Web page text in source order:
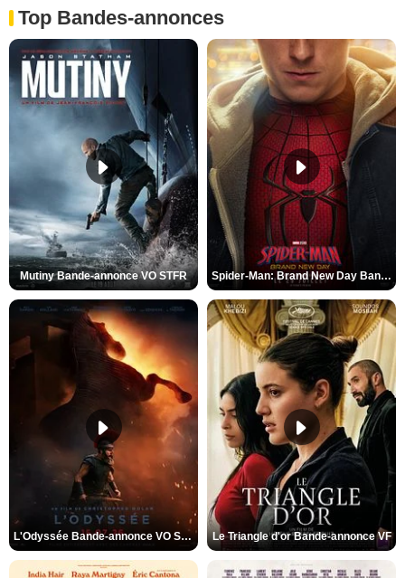
Top Bandes-annonces
Mutiny Bande-annonce VO STFR Spider-Man: Brand New Day Bande-annonce VO STFR
L'Odyssée Bande-annonce VO STFR Le Triangle d'or Bande-annonce VF